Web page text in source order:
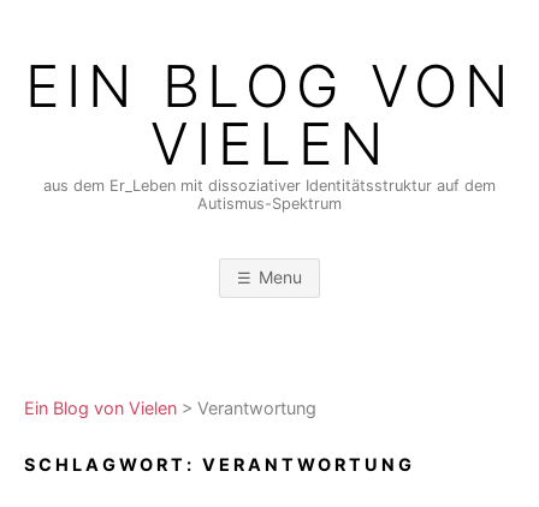
contentEIN BLOG VON
VIELEN
aus dem Er_Leben mit dissoziativer Identitätsstruktur auf dem
Autismus-Spektrum
Menu
Ein Blog von Vielen > Verantwortung
SCHLAGWORT: VERANTWORTUNG